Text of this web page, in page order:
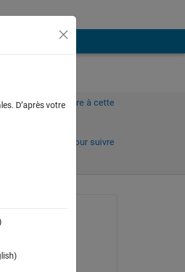
vous pour répondre à cette
Connectez-vous pour suivre
Ishrat Malek
D’après votre